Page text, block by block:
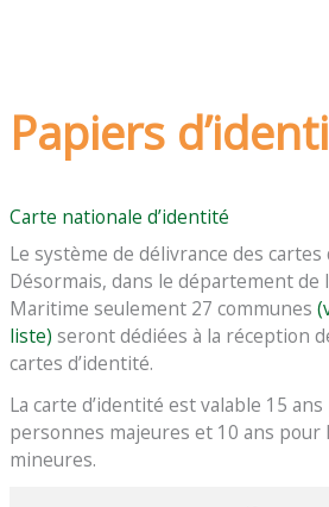
Papiers
Carte nationale d’identité
Le système de délivrance des cartes
Désormais, dans le département de
Maritime seulement 27 communes
liste) seront dédiées à la réception
cartes d’identité.
La carte d’identité est valable 15
personnes majeures et 10 ans pour
mineures.